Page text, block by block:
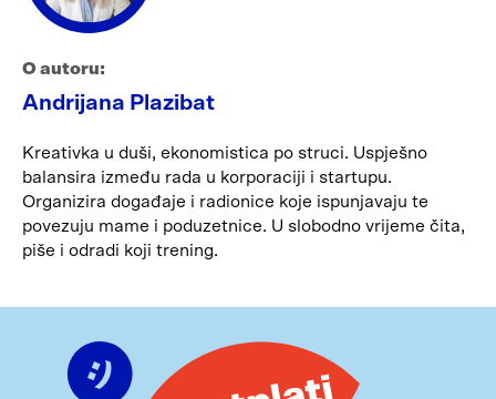
O autoru:
Andrijana Plazibat
Kreativka u duši, ekonomistica po struci. Uspješno
balansira između rada u korporaciji i startupu.
Organizira događaje i radionice koje ispunjavaju te
povezuju mame i poduzetnice. U slobodno vrijeme čita,
piše i odradi koji trening.